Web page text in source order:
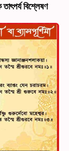
বিশ্লেষণ